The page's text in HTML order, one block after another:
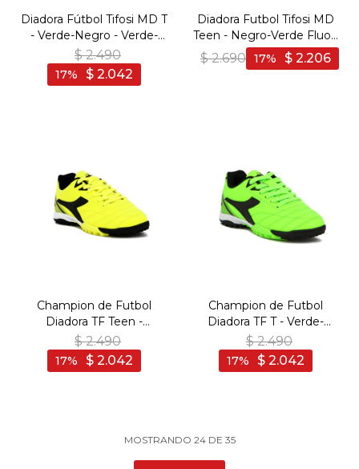
Diadora Fútbol Tifosi MD T
- Verde-Negro - Verde-
Negro
$ 2.490
$ 2.042
17
Diadora Futbol Tifosi MD
Teen - Negro-Verde Fluo -
Negro-Verde Fluo
$ 2.690 $ 2.206
17
Champion de Futbol
Diadora TF Teen -
Amarillo-Negro - Amarillo-
Negro
$ 2.490
$ 2.042
17
Champion de Futbol
Diadora TF T - Verde-
Negro - Verde-Negro
$ 2.490
$ 2.042
17
MOSTRANDO 24DE 35